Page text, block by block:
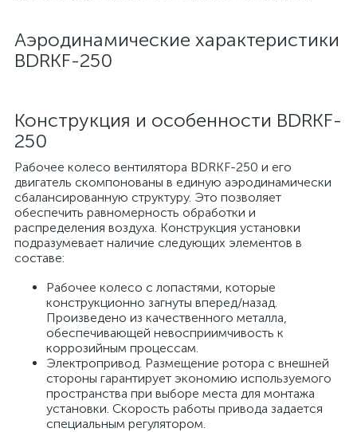
Аэродинамические характеристики
BDRKF-250
Конструкция и особенности BDRKF-
250
Рабочее колесо вентилятора BDRKF-250 и его
двигатель скомпонованы в единую аэродинамически
сбалансированную структуру. Это позволяет
обеспечить равномерность обработки и
распределения воздуха. Конструкция установки
подразумевает наличие следующих элементов в
составе:
Рабочее колесо с лопастями, которые
конструкционно загнуты вперед/назад.
Произведено из качественного металла,
обеспечивающей невосприимчивость к
коррозийным процессам.
Электропривод. Размещение ротора с внешней
стороны гарантирует экономию используемого
пространства при выборе места для монтажа
установки. Скорость работы привода задается
специальным регулятором.